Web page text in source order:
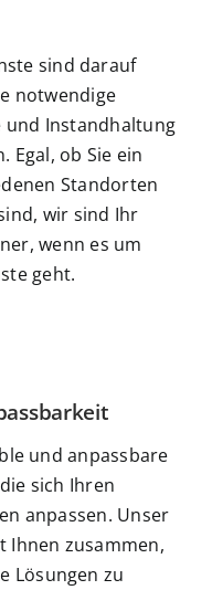
sind darauf
notwendige
und Instandhaltung
Egal, ob Sie ein
Standorten
wir sind Ihr
wenn es um
geht.
und anpassbare
sich Ihren
anpassen. Unser
Ihnen zusammen,
Lösungen zu